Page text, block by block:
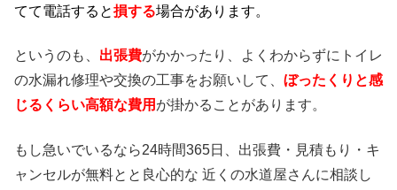
てて電話すると損する場合があります。
というのも、 出張費がかかったり、よくわからずにトイレ
の水漏れ修理や交換の工事をお願いして、 ぼったくりと感
じるくらい高額な費用 が掛かることがあります。
もし急いでいるなら24時間365日、出張費・見積もり・キ
ャンセルが無料とと良心的な 近くの水道屋さんに相談し